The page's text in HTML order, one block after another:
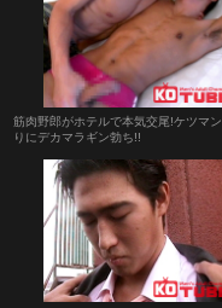
筋肉野郎がホテルで本気交尾!ケツマ
りにデカマラギン勃ち!!